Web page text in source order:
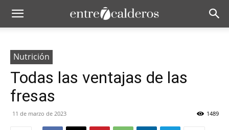
Nutrición
Todas las ventajas de las
fresas
11 de marzo de 2023 1489